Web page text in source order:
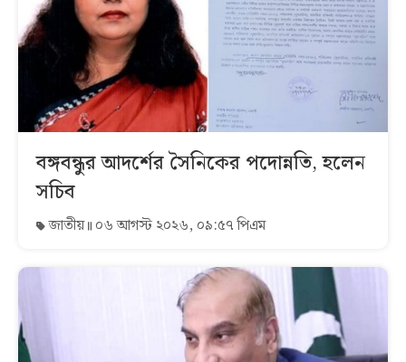
বঙ্গবন্ধুর আদর্শের সৈনিকের পদোন্নতি, হলেন
সচিব
জাতীয় ০৬ আগস্ট ২০২৬, ০৯:৫৭ পিএম